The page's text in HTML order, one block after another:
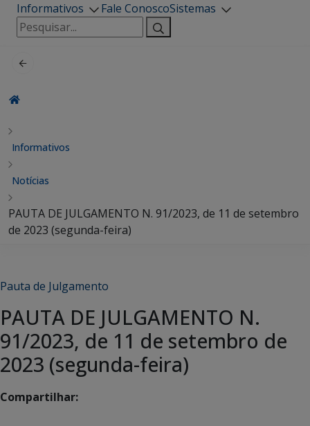
Informativos
Fale ConoscoSistemas
Pesquisar
por:
Informativos
Notícias
PAUTA DE JULGAMENTO N. 91/2023, de 11 de setembro
de 2023 (segunda-feira)
Pauta de Julgamento
PAUTA DE JULGAMENTO N.
91/2023, de 11 de setembro de
2023 (segunda-feira)
Compartilhar: